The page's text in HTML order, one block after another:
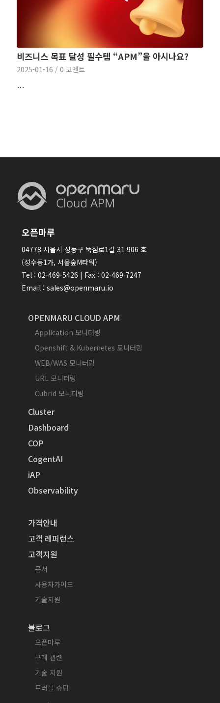
비즈니스 목표 달성 필수템 “APM”을 아시나요?
2025-01-16 / 0 코멘트
…
오픈마루
04778 서울시 성동구 뚝섬로1길 31 906 호
(성수동1가, 서울숲M타워)
Tel : 02-469-5426 | Fax : 02-469-7247
Email : sales@openmaru.io
OPENMARU CLOUD APM
Application 모니터링
Openshift & Kubernetes 모니터링
WEB/WAS 모니터링
URL 모니터링
Cubrid 모니터링
Cluster
Dashboard
COP
CogentAI
iAP
Observability
가격안내
고객 레퍼런스
고객지원
문서
사용자가이드
기술지원
블로그
오픈마루
구매 관련
기술 지원
트러블 슈팅